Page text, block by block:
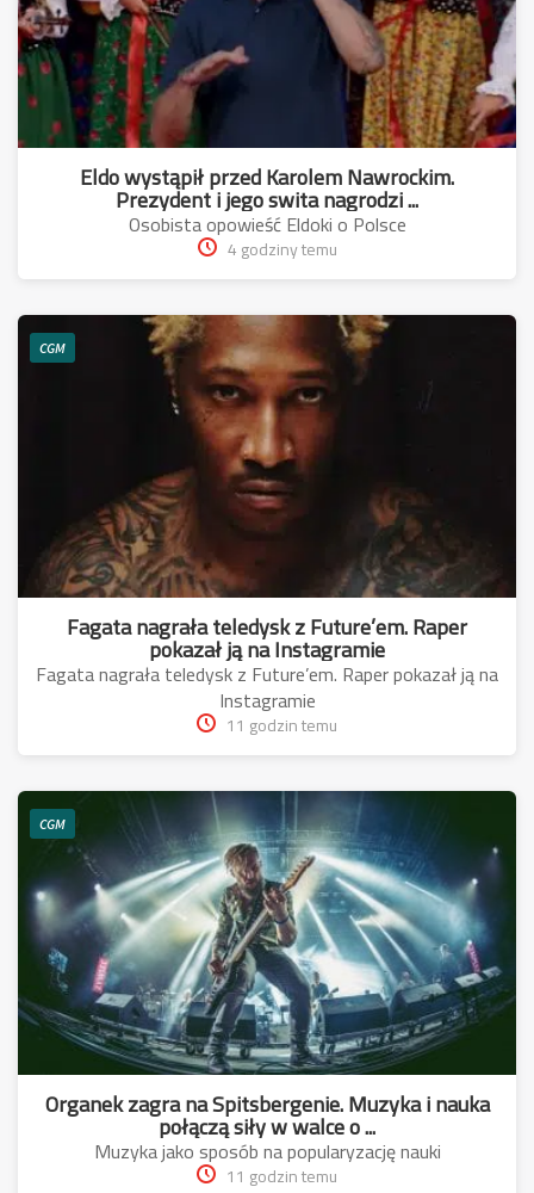
Eldo wystąpił przed Karolem Nawrockim.
Prezydent i jego swita nagrodzi ...
Osobista opowieść Eldoki o Polsce
4 godziny temu
CGM
Fagata nagrała teledysk z Future’em. Raper
pokazał ją na Instagramie
Fagata nagrała teledysk z Future’em. Raper pokazał ją na
Instagramie
11 godzin temu
CGM
Organek zagra na Spitsbergenie. Muzyka i nauka
połączą siły w walce o ...
Muzyka jako sposób na popularyzację nauki
11 godzin temu